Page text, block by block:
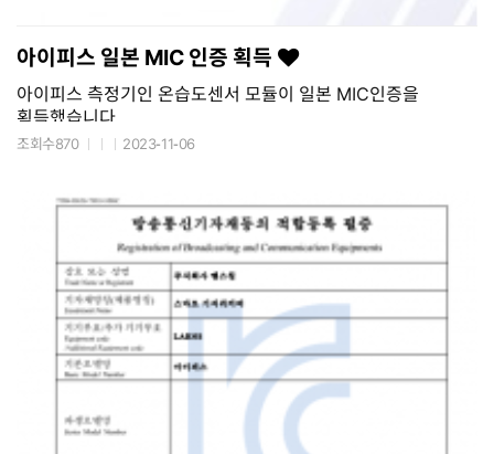
아이피스 일본 MIC 인증 획득
아이피스 측정기인 온습도센서 모듈이 일본 MIC인증을
획득했습니다
조회수870 2023-11-06